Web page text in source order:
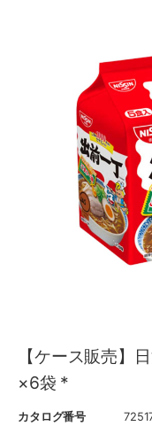
【ケース販売】
×6袋 *
カタログ番号